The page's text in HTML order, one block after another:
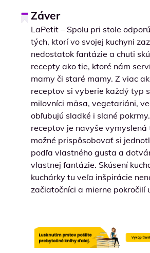
Záver
LaPetit – Spolu pri stole
tých, ktorí vo svojej kuchyni
nedostatok fantázie a chuti
recepty ako tie, ktoré nám
mamy či staré mamy. Z viac
receptov si vyberie každý typ
milovníci mäsa, vegetariáni,
obľubujú sladké i slané
receptov je navyše vymyslená
možné prispôsobovať si
podľa vlastného gusta a
vlastnej fantázie. Skúsení
kuchárky tu veľa inšpirácie
začiatočníci a mierne pokročilí